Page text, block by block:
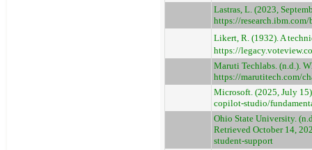
Lastras, L. (2023,
https://
Likert, R. (1932). A
https://
Maruti Techlabs. (n.d.).
https://marutitech.com/
Microsoft. (2025, July
copilot-studio/
Ohio State University.
Retrieved October 14,
student-support